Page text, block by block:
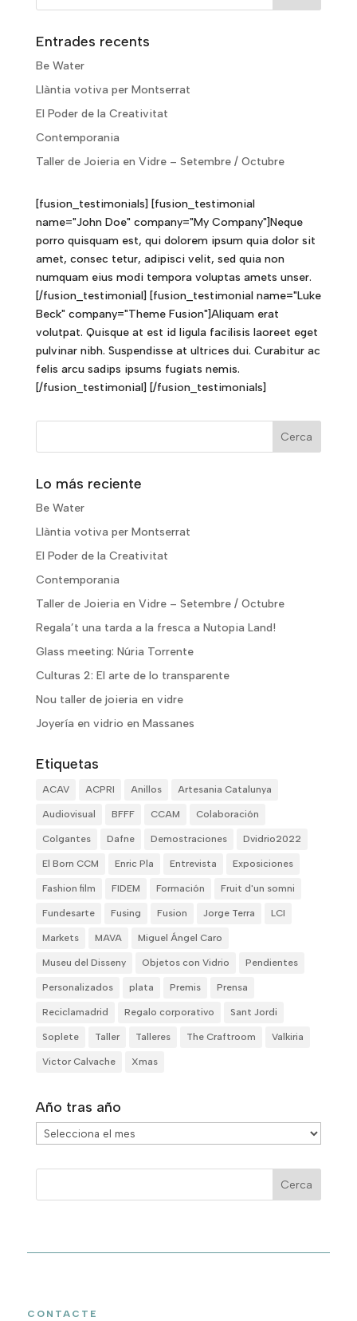
Entrades recents
Be Water
Llàntia votiva per Montserrat
El Poder de la Creativitat
Contemporania
Taller de Joieria en Vidre – Setembre / Octubre
[fusion_testimonials] [fusion_testimonial
name="John Doe" company="My Company"]Neque
porro quisquam est, qui dolorem ipsum quia dolor sit
amet, consec tetur, adipisci velit, sed quia non
numquam eius modi tempora voluptas amets unser.
[/fusion_testimonial] [fusion_testimonial name="Luke
Beck" company="Theme Fusion"]Aliquam erat
volutpat. Quisque at est id ligula facilisis laoreet eget
pulvinar nibh. Suspendisse at ultrices dui. Curabitur ac
felis arcu sadips ipsums fugiats nemis.
[/fusion_testimonial] [/fusion_testimonials]
Lo más reciente
Be Water
Llàntia votiva per Montserrat
El Poder de la Creativitat
Contemporania
Taller de Joieria en Vidre – Setembre / Octubre
Regala’t una tarda a la fresca a Nutopia Land!
Glass meeting: Núria Torrente
Culturas 2: El arte de lo transparente
Nou taller de joieria en vidre
Joyería en vidrio en Massanes
Etiquetas
ACAV ACPRI Anillos Artesania Catalunya
Audiovisual BFFF CCAM Colaboración
Colgantes Dafne Demostraciones Dvidrio2022
El Born CCM Enric Pla Entrevista Exposiciones
Fashion film FIDEM Formación Fruit d'un somni
Fundesarte Fusing Fusion Jorge Terra LCI
Markets MAVA Miguel Ángel Caro
Museu del Disseny Objetos con Vidrio Pendientes
Personalizados plata Premis Prensa
Reciclamadrid Regalo corporativo Sant Jordi
Soplete Taller Talleres The Craftroom Valkiria
Victor Calvache Xmas
Año tras año
Año
tras
año
CONTACTE